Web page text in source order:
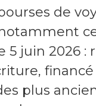
de
5 juin 2026 :
plus